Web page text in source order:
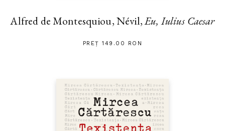
Alfred de Montesquiou, Névil,Eu, Iulius Caesar
PREȚ 149.00 RON